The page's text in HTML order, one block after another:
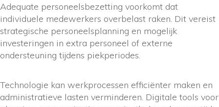
Adequate personeelsbezetting voorkomt dat
individuele medewerkers overbelast raken. Dit vereist
strategische personeelsplanning en mogelijk
investeringen in extra personeel of externe
ondersteuning tijdens piekperiodes.
Technologie kan werkprocessen efficiënter maken en
administratieve lasten verminderen. Digitale tools voor